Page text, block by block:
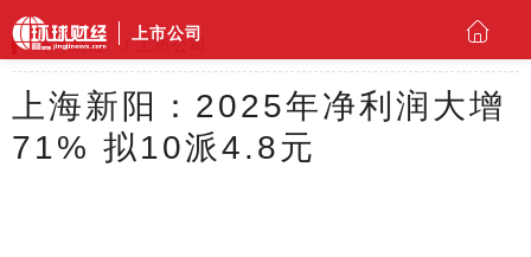
上市公司
环球财经 上市公司
上海新阳：2025年净利润大增
71% 拟10派4.8元